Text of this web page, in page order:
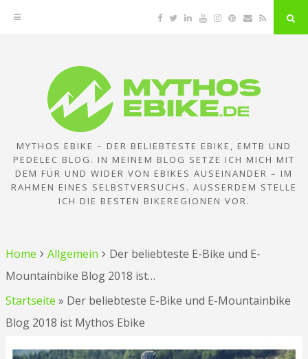
Facebook
TwitterLinkedinYouTubeInstagram
Pinterest
EmailRSS
MYTHOS EBIKE – DER BELIEBTESTE EBIKE, EMTB UND
PEDELEC BLOG. IN MEINEM BLOG SETZE ICH MICH MIT
DEM FÜR UND WIDER VON EBIKES AUSEINANDER – IM
RAHMEN EINES SELBSTVERSUCHS. AUSSERDEM STELLE I
CH DIE BESTEN BIKEREGIONEN VOR.
Home Allgemein
Der beliebteste E-Bike und E-
Mountainbike Blog 2018 ist…
Startseite » Der beliebteste E-Bike und E-Mountainbike
Blog 2018 ist Mythos Ebike